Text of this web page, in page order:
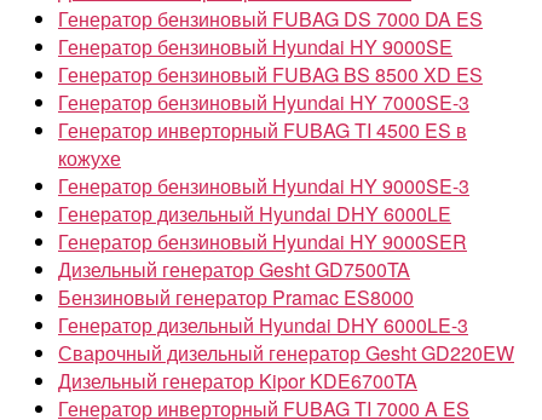
Генератор бензиновый FUBAG DS 7000 DA ES
Генератор бензиновый Hyundai HY 9000SE
Генератор бензиновый FUBAG BS 8500 XD ES
Генератор бензиновый Hyundai HY 7000SE-3
Генератор инверторный FUBAG TI 4500 ES в
кожухе
Генератор бензиновый Hyundai HY 9000SE-3
Генератор дизельный Hyundai DHY 6000LE
Генератор бензиновый Hyundai HY 9000SER
Дизельный генератор Gesht GD7500TA
Бензиновый генератор Pramac ES8000
Генератор дизельный Hyundai DHY 6000LE-3
Сварочный дизельный генератор Gesht GD220EW
Дизельный генератор Kipor KDE6700TA
Генератор инверторный FUBAG TI 7000 A ES